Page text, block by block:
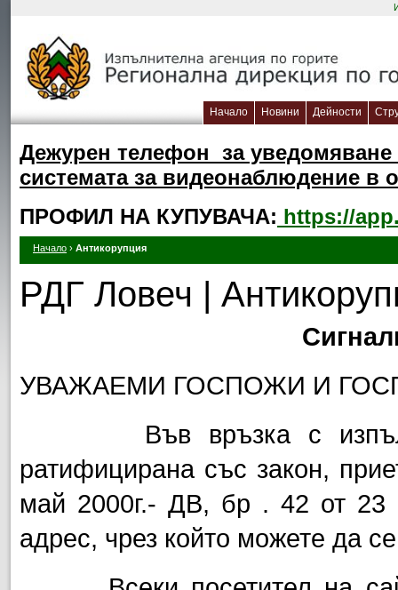
Начало Новини Дейности
Дежурен телефон за
системата за видеонаблюдение в
ПРОФИЛ НА КУПУВАЧА: https://
Начало › Антикорупция
РДГ Ловеч |
УВАЖАЕМИ ГОСПОЖИ И
Във връзка с
ратифицирана със закон,
май 2000г.- ДВ, бр . 42 от 23
адрес, чрез който можете да